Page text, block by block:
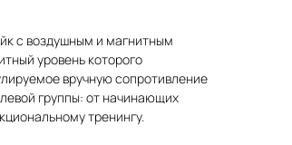
с воздушным и магнитным
уровень которого
вручную сопротивление
группы: от начинающих
тренингу.